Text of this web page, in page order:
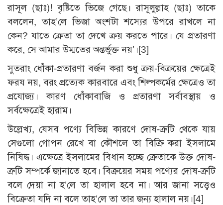
রাসূল (ছাঃ)! বৃষ্টিতে ভিজে গেছে। রাসূলুল্লাহ (ছাঃ) তাকে
বললেন, তাহ’লে ভিজা অংশটা শস্যের উপরে রাখলে না
কেন? যাতে ক্রেতা তা দেখে ক্রয় করতে পারে। যে প্রতারণা
করে, সে আমার উম্মতের অন্তর্ভুক্ত নয়’।[3]
সুতরাং ধোঁকা-প্রতারণা বর্জন করা শুধু ক্রয়-বিক্রয়ের ক্ষেত্রেই
ফরয নয়, বরং প্রত্যেক কারবারে এবং শিল্পকর্মের ক্ষেত্রেও তা
প্রযোজ্য। কারণ ধোঁকাবাজি ও প্রতারণা সর্বাবস্থায় ও
সর্বক্ষেত্রেই হারাম।
উল্লেখ্য, যেসব পণ্যে বিভিন্ন কারণে দোষ-ত্রুটি থেকে যায়
সেগুলো গোপন রেখে বা কৌশলে তা বিক্রি করা ইসলামে
নিষিদ্ধ। এক্ষেত্রে ইসলামের বিধান হচ্ছে ক্রেতাকে উক্ত দোষ-
ত্রুটি সম্পর্কে জানাতে হবে। বিক্রয়ের সময় পণ্যের দোষ-ত্রুটি
বলে দেয়া না হ’লে তা হালাল হবে না। আর জানা সত্ত্বেও
বিক্রেতা যদি না বলে তাহ’লে তা তার জন্য হালাল নয়।[4]